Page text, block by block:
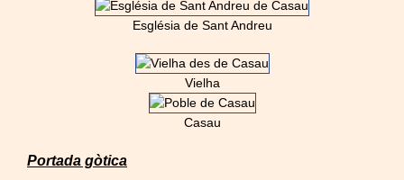
Església de Sant Andreu
Vielha
Casau
Portada gòtica